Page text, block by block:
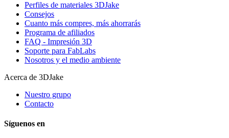
Perfiles de materiales 3DJake
Consejos
Cuanto más compres, más ahorrarás
Programa de afiliados
FAQ - Impresión 3D
Soporte para FabLabs
Nosotros y el medio ambiente
Acerca de 3DJake
Nuestro grupo
Contacto
Síguenos en